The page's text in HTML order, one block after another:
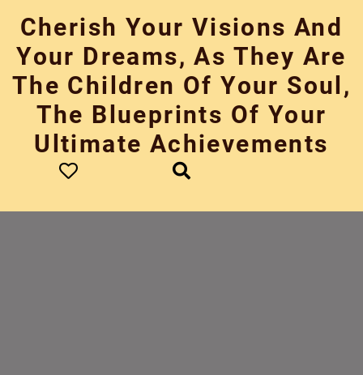
content
Cherish Your Visions And
Your Dreams, As They Are
The Children Of Your Soul,
The Blueprints Of Your
Ultimate Achievements